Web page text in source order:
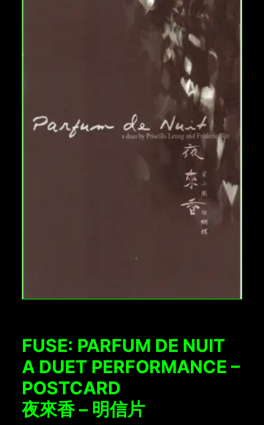
FUSE: PARFUM DE NUIT
A DUET PERFORMANCE –
POSTCARD
夜來香 – 明信片